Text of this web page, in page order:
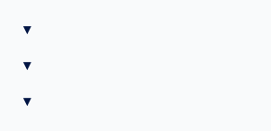
▾
▾
▾